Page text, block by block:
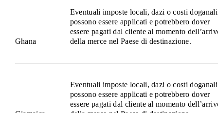
Ghana
Eventuali imposte locali, dazi o costi doganali
possono essere applicati e potrebbero dover
essere pagati dal cliente al momento
della merce nel Paese di destinazione.
Eventuali imposte locali, dazi o costi doganali
possono essere applicati e potrebbero dover
essere pagati dal cliente al momento